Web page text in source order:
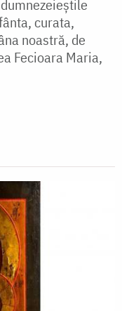
curata,
noastră, de
Fecioara Maria,